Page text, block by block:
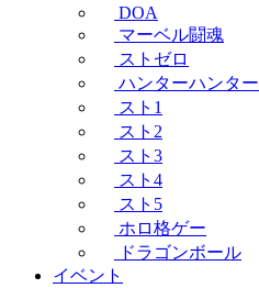
DOA
マーベル闘魂
ストゼロ
ハンターハンター
スト1
スト2
スト3
スト4
スト5
ホロ格ゲー
ドラゴンボール
イベント